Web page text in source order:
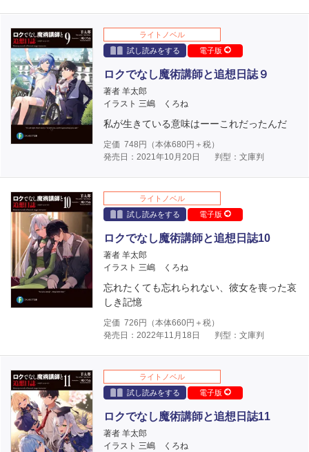
ライトノベル
試し読みをする
電子版
ロクでなし魔術講師と追想日誌９
著者 羊太郎
イラスト 三嶋 くろね
私が生きている意味はーーこれだったんだ
定価 748 円（本体680円＋税）
発売日：2021年10月20日
判型：文庫判
ライトノベル
試し読みをする
電子版
ロクでなし魔術講師と追想日誌10
著者 羊太郎
イラスト 三嶋 くろね
忘れたくても忘れられない、彼女を喪った哀
しき記憶
定価 726 円（本体660円＋税）
発売日：2022年11月18日
判型：文庫判
ライトノベル
試し読みをする
電子版
ロクでなし魔術講師と追想日誌11
著者 羊太郎
イラスト 三嶋 くろね